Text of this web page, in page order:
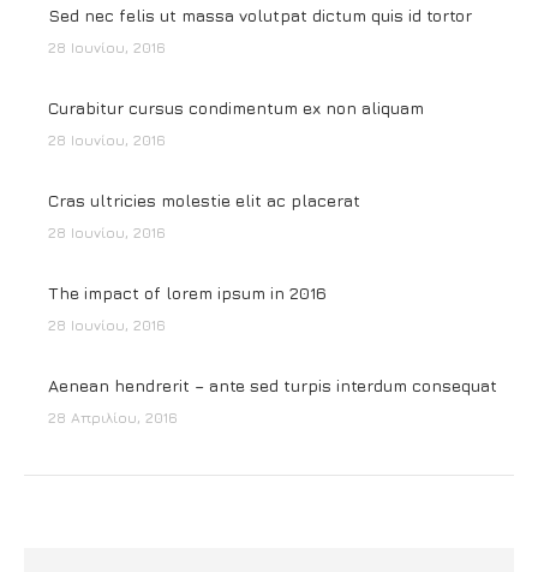
Sed nec felis ut massa volutpat dictum quis id tortor
28 Ιουνίου, 2016
Curabitur cursus condimentum ex non aliquam
28 Ιουνίου, 2016
Cras ultricies molestie elit ac placerat
28 Ιουνίου, 2016
The impact of lorem ipsum in 2016
28 Ιουνίου, 2016
Aenean hendrerit – ante sed turpis interdum consequat
28 Απριλίου, 2016